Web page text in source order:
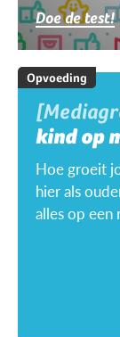
Doe de test!
Opvoeding
kind op
Hoe groeit
hier als
alles op een